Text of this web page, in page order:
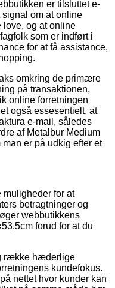
er tilsluttet e-
om at online
love, og at online
som er indført i
for at få assistance,
omkring de primære
på transaktionen,
online forretningen
også essesentielt, at
e-mail, således
af Metalbur Medium
er på udkig efter et
muligheder for at
betragtninger og
webbutikkens
forud for at du
række hæderlige
kundefokus.
nettet hvor kunder kan